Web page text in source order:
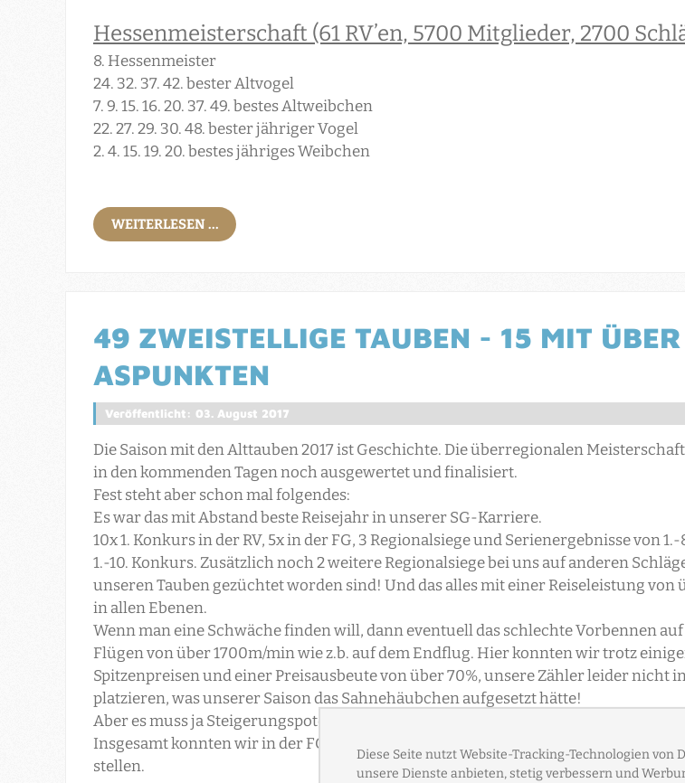
Hessenmeisterschaft (61 RV’en, 5700 Mitglieder, 2700
8. Hessenmeister
24. 32. 37. 42. bester Altvogel
7. 9. 15. 16. 20. 37. 49. bestes Altweibchen
22. 27. 29. 30. 48. bester jähriger Vogel
2. 4. 15. 19. 20. bestes jähriges Weibchen
WEITERLESEN ...
49 ZWEISTELLIGE TAUBEN - 15 MIT
ASPUNKTEN
Veröffentlicht: 03. August 2017
Die Saison mit den Alttauben 2017 ist Geschichte. Die überregionalen
in den kommenden Tagen noch ausgewertet und finalisiert.
Fest steht aber schon mal folgendes:
Es war das mit Abstand beste Reisejahr in unserer SG-Karriere.
10x 1. Konkurs in der RV, 5x in der FG, 3 Regionalsiege und Serienergebnisse von
1.-10. Konkurs. Zusätzlich noch 2 weitere Regionalsiege bei uns auf anderen
unseren Tauben gezüchtet worden sind! Und das alles mit einer Reiseleistung von
in allen Ebenen.
Wenn man eine Schwäche finden will, dann eventuell das schlechte Vorbennen
Flügen von über 1700m/min wie z.b. auf dem Endflug. Hier konnten wir trotz
Spitzenpreisen und einer Preisausbeute von über 70%, unsere Zähler leider nicht
platzieren, was unserer Saison das Sahnehäubchen aufgesetzt hätte!
Aber es muss ja Steigerungspotential geben
Insgesamt konnten wir in der FG 49 zweistellige Tauben von anfangs 99
stellen.